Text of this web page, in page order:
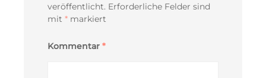
veröffentlicht. Erforderliche Felder sind
mit * markiert
Kommentar *